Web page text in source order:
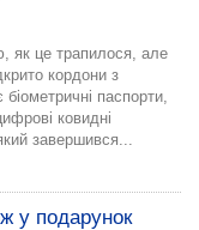
як це трапилося, але
кордони з
паспорти,
ковидні
завершився...
у подарунок